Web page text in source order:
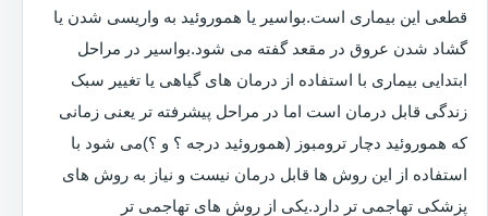
قطعی این بیماری است.بواسیر یا هموروئید به واریسی شدن یا
گشاد شدن عروق در مقعد گفته می شود.بواسیر در مراحل
ابتدایی بیماری با استفاده از درمان های گیاهی یا تغییر سبک
زندگی قابل درمان است اما در مراحل پیشرفته تر یعنی زمانی
که هموروئید دچار ترومبوز (هموروئید درجه ؟ و ؟)می شود با
استفاده از این روش ها قابل درمان نیست و نیاز به روش های
پزشکی تهاجمی تر دارد.یکی از روش های تهاجمی تر